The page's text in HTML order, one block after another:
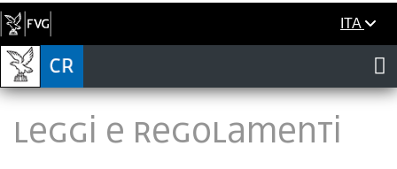
ITA
LEGGI E REGOLAMENTI